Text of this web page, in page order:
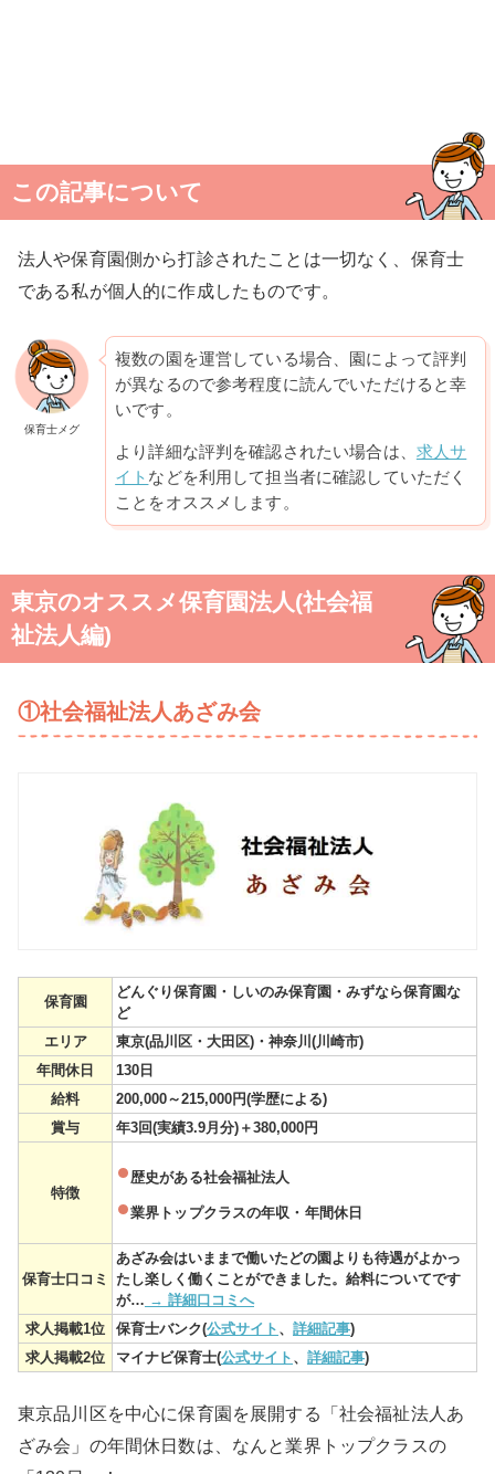
この記事について
法人や保育園側から打診されたことは一切なく、保育士
である私が個人的に作成したものです。
保育士メグ
複数の園を運営している場合、園によって評判
が異なるので参考程度に読んでいただけると幸
いです。
より詳細な評判を確認されたい場合は、 求人サ
イト などを利用して担当者に確認していただく
ことをオススメします。
東京のオススメ保育園法人(社会福
祉法人編)
①社会福祉法人あざみ会
保育園
どんぐり保育園・しいのみ保育園・みずなら保育園な
ど
エリア
東京(品川区・大田区)・神奈川(川崎市)
年間休日
130日
給料
200,000～215,000円(学歴による)
賞与
年3回(実績3.9月分)＋380,000円
特徴
歴史がある社会福祉法人
業界トップクラスの年収・年間休日
保育士口コミ
あざみ会はいままで働いたどの園よりも待遇がよかっ
たし楽しく働くことができました。給料についてです
が… → 詳細口コミへ
求人掲載1位
保育士バンク(公式サイト 、 詳細記事)
求人掲載2位
マイナビ保育士(公式サイト 、 詳細記事)
東京品川区を中心に保育園を展開する「社会福祉法人あ
ざみ会」の年間休日数は、なんと業界トップクラスの